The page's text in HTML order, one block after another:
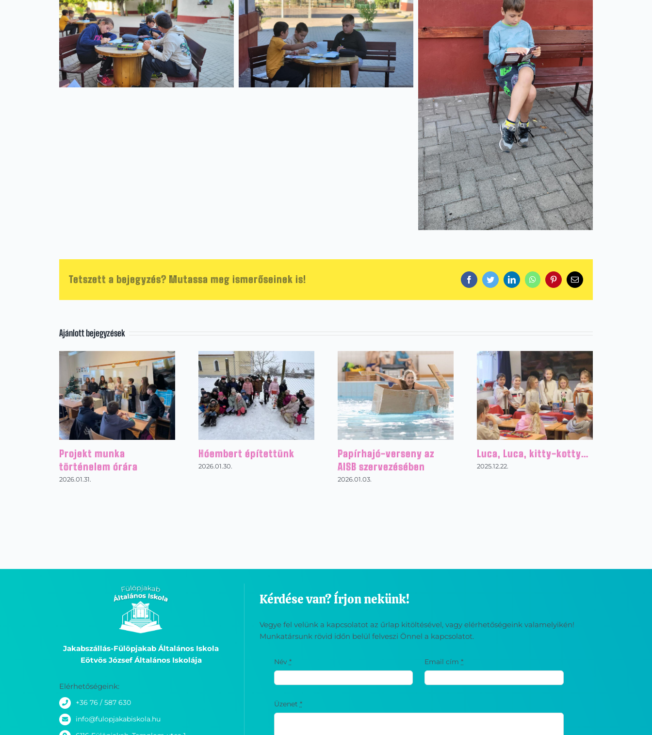
Tetszett a bejegyzés? Mutassa meg ismerőseinek is! FacebookTwitterLinkedInWhatsAppPinterestEmail:
Ajánlott bejegyzések
Projekt munka
történelem órára
2026.01.31.
Hóembert építettünk
2026.01.30.
Papírhajó-verseny az
AISB szervezésében
2026.01.03.
Luca, Luca, kitty-kotty…
2025.12.22.
Jakabszállás-Fülöpjakab Általános Iskola
Eötvös József Általános Iskolája
Elérhetőségeink:
+36 76 / 587 630
info@fulopjakabiskola.hu
Kérdése van? Írjon nekünk!
Vegye fel velünk a kapcsolatot az űrlap kitöltésével, vagy elérhetőségeink valamelyikén!
Munkatársunk rövid időn belül felveszi Önnel a kapcsolatot.
Név * Email cím*
Üzenet *